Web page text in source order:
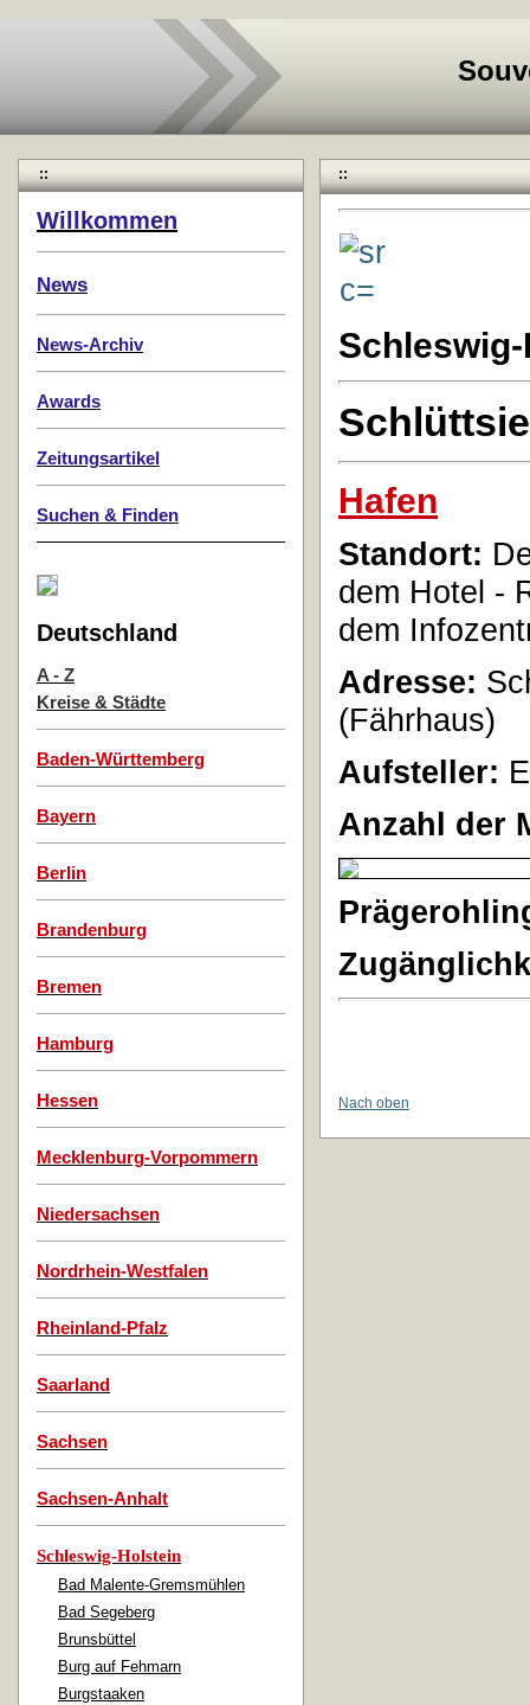
::
Willkommen
News
News-Archiv
Awards
Zeitungsartikel
Suchen & Finden
Deutschland
A - Z
Kreise & Städte
Baden-Württemberg
Bayern
Berlin
Brandenburg
Bremen
Hamburg
Hessen
Mecklenburg-Vorpommern
Niedersachsen
Nordrhein-Westfalen
Rheinland-Pfalz
Saarland
Sachsen
Sachsen-Anhalt
Schleswig-Holstein
Bad Malente-Gremsmühlen
Bad Segeberg
Brunsbüttel
Burg auf Fehmarn
Burgstaaken
::
Hafen
Standort:
dem Hotel -
dem
Adresse:
(Fährhaus)
Aufsteller:
Anzahl der
Nach oben